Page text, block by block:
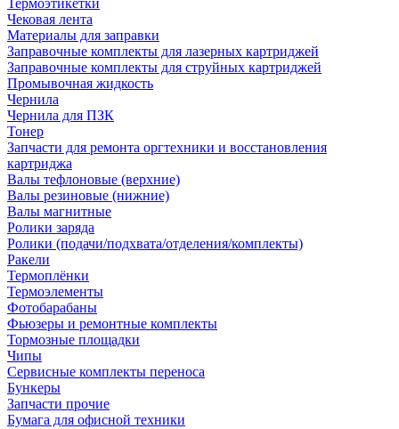
Термоэтикетки
Чековая лента
Материалы для заправки
Заправочные комплекты для лазерных картриджей
Заправочные комплекты для струйных картриджей
Промывочная жидкость
Чернила
Чернила для ПЗК
Тонер
Запчасти для ремонта оргтехники и восстановления
картриджа
Валы тефлоновые (верхние)
Валы резиновые (нижние)
Валы магнитные
Ролики заряда
Ролики (подачи/подхвата/отделения/комплекты)
Ракели
Термоплёнки
Термоэлементы
Фотобарабаны
Фьюзеры и ремонтные комплекты
Тормозные площадки
Чипы
Сервисные комплекты переноса
Бункеры
Запчасти прочие
Бумага для офисной техники